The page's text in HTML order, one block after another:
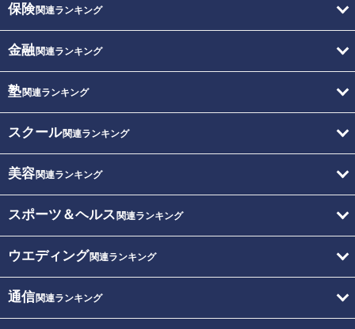
保険関連ランキング
金融関連ランキング
塾関連ランキング
スクール関連ランキング
美容関連ランキング
スポーツ＆ヘルス 関連ランキング
ウエディング関連ランキング
通信関連ランキング